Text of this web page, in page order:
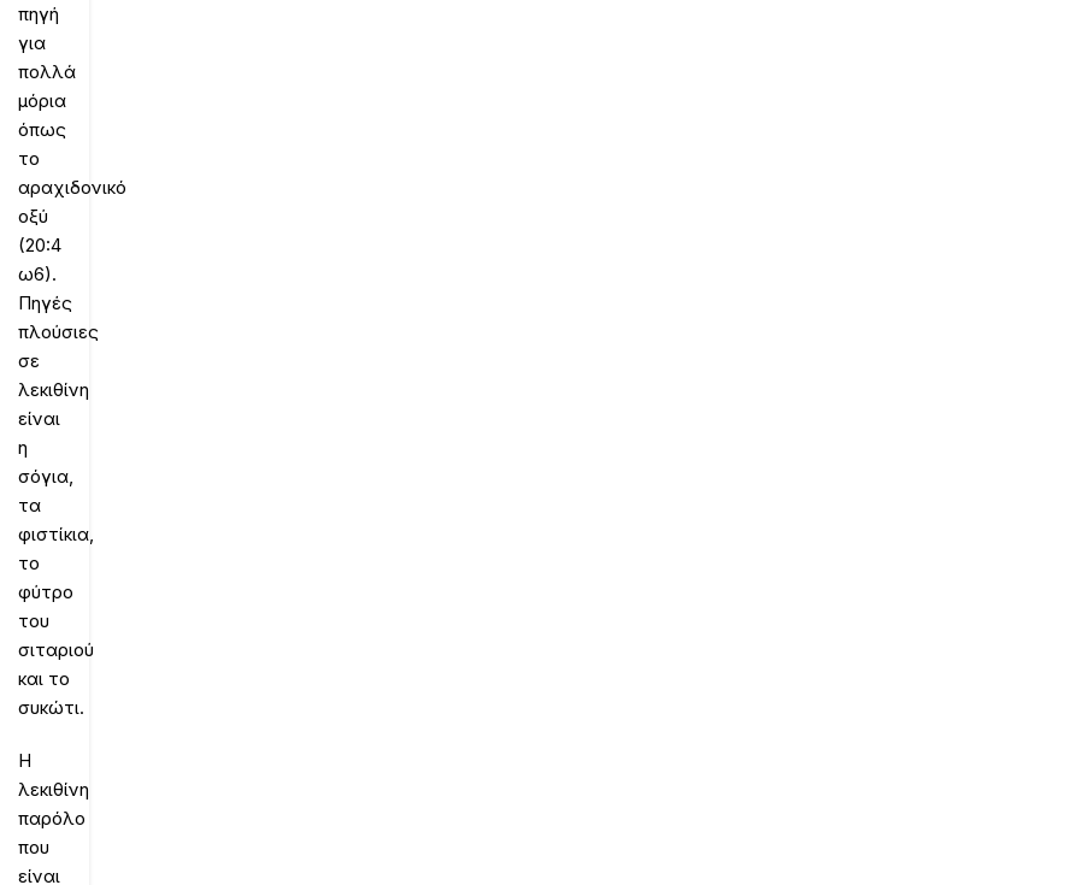
πηγή
για
πολλά
μόρια
όπως
το
αραχιδονικό
οξύ
(20:4
ω6).
Πηγές
πλούσιες
σε
λεκιθίνη
είναι
η
σόγια,
τα
φιστίκια,
το
φύτρο
του
σιταριού
και το
συκώτι.
Η
λεκιθίνη
παρόλο
που
είναι